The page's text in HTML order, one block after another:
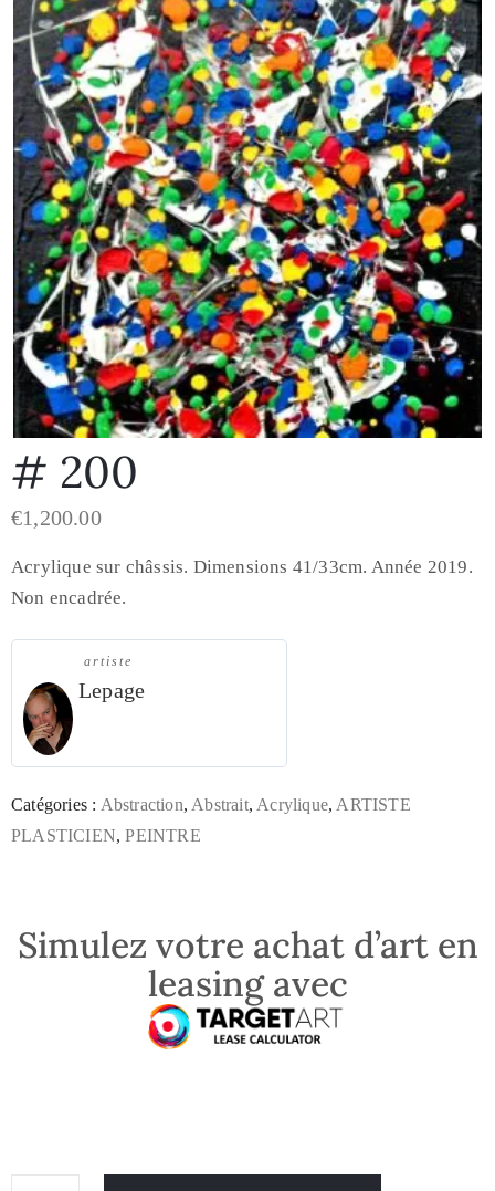
# 200
€1,200.00
Acrylique sur châssis. Dimensions 41/33cm. Année 2019.
Non encadrée.
artiste
Lepage
Catégories : Abstraction, Abstrait, Acrylique, ARTISTE
PLASTICIEN,PEINTRE
Simulez votre achat d’art en
leasing avec